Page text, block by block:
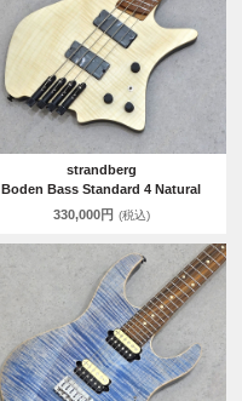
strandberg
Boden Bass Standard 4 Natural
330,000円 (税込)